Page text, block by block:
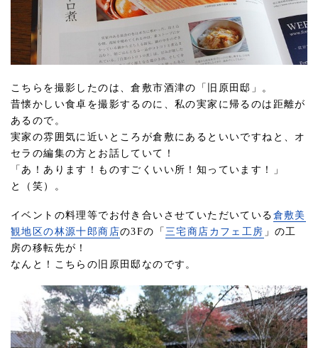
こちらを撮影したのは、倉敷市酒津の「旧原田邸」。
昔懐かしい食卓を撮影するのに、私の実家に帰るのは距離が
あるので。
実家の雰囲気に近いところが倉敷にあるといいですねと、オ
セラの編集の方とお話していて！
「あ！あります！ものすごくいい所！知っています！」
と（笑）。
イベントの料理等でお付き合いさせていただいている 倉敷美
観地区の林源十郎商店の3Fの「 三宅商店カフェ工房 」の工
房の移転先が！
なんと！こちらの旧原田邸なのです。